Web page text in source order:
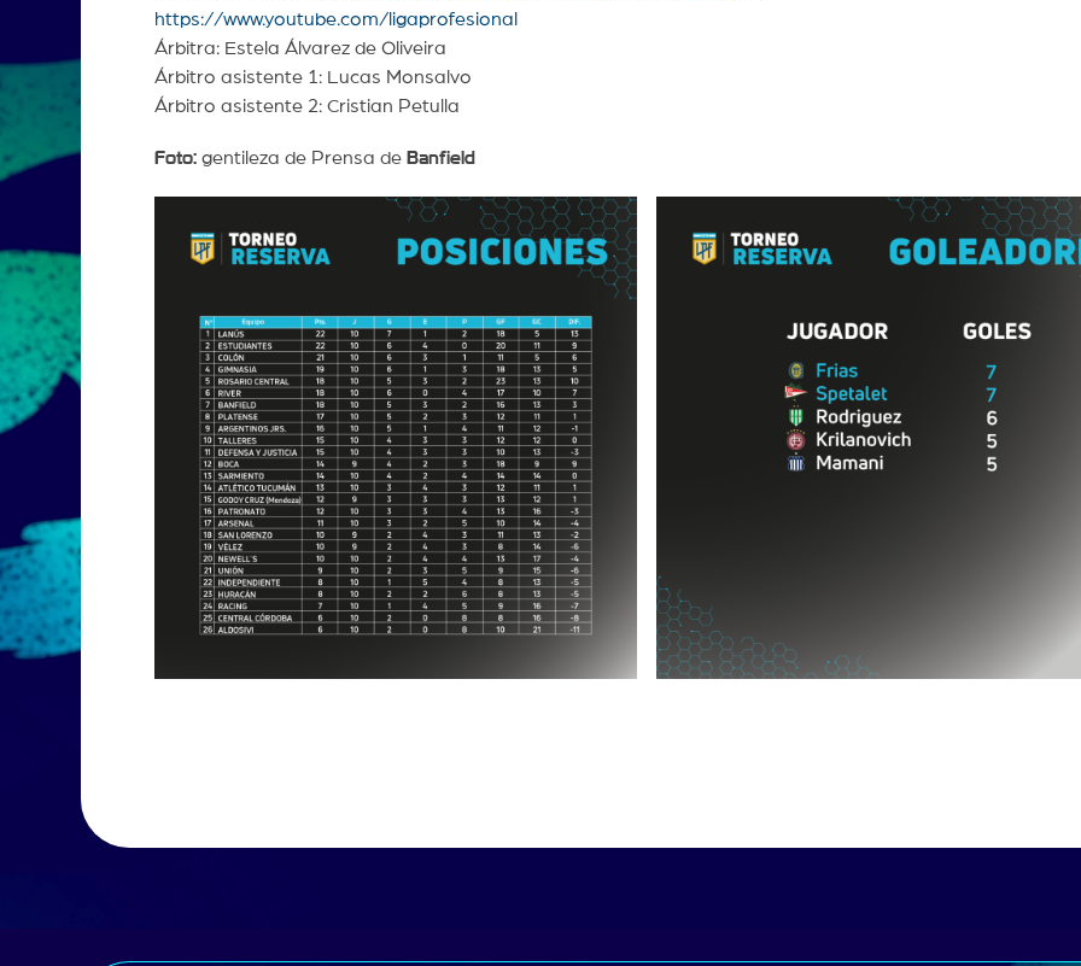
https://www.youtube.com/ligaprofesional
Árbitra: Estela Álvarez de Oliveira
Árbitro asistente 1: Lucas Monsalvo
Árbitro asistente 2: Cristian Petulla
Foto:gentileza de Prensa de Banfield